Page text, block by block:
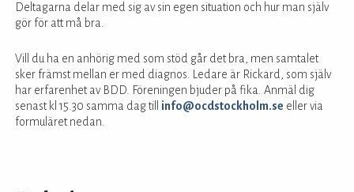
Deltagarna delar med sig av sin egen situation och hur man själv
gör för att må bra.
Vill du ha en anhörig med som stöd går det bra, men samtalet
sker främst mellan er med diagnos. Ledare är Rickard, som själv
har erfarenhet av BDD. Föreningen bjuder på fika. Anmäl dig
senast kl 15.30 samma dag till info@ocdstockholm.se eller via
formuläret nedan.